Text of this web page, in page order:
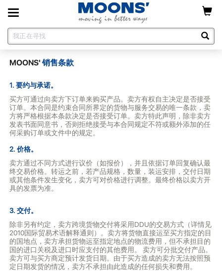
Toggle
navigation
MOONS'销售条款
1. 要约与承诺。
买方可通过向卖方下订单来购买产品。卖方有权自主决定是否接受
订单。本合同是约束合同所界定的货物与服务交易的唯一条款，卖
方将严格根据本条款决定是否接受订单。卖方特此声明，除非卖方
发表书面同意书，否则拒绝接受与本合同规定不符或额外添加的任
何采购订单或文件中的规定。
2. 价格。
卖方通过不同方式进行议价（如报价），并且依据订单回复确认最
终交易价格。转运之前，若产品规格，数量，装运安排，交付日期
或其他条件发生变化，卖方可对价格进行调整。最终价格以卖方开
具的发票为准。
3. 交付。
除非另有约定，卖方跨境货物交付将采用DDU的交易方式（详情见
2010国际贸易术语解释通则）。卖方将货物直接运至买方指定的目
的国地点，卖方承担货物运至指定地点的物流费用，但不承担目的
国的进口关税及进口时应支付的其他费用。 卖方可分批交付产品。
卖方可与买方商定预计发货日期。由于买方造成的卖方无法按照预
定日期发货的情况，卖方不承担由此造成的任何损失和费用。